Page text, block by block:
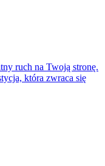
ruch na Twoją stronę.
która zwraca się